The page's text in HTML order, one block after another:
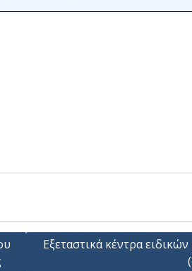
Εξεταστικά κέντρα